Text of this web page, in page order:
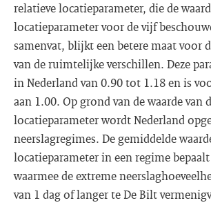
relatieve locatieparameter, die de
locatieparameter voor de vijf
samenvat, blijkt een betere maat voor
van de ruimtelijke verschillen. Deze
in Nederland van 0.90 tot 1.18 en is
aan 1.00. Op grond van de waarde van
locatieparameter wordt Nederland
neerslagregimes. De gemiddelde
locatieparameter in een regime
waarmee de extreme
van 1 dag of langer te De Bilt